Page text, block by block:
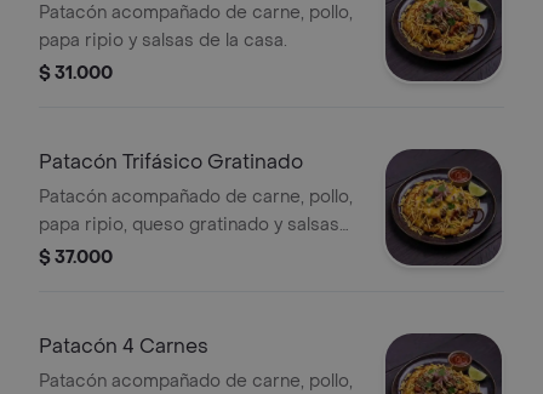
Patacón acompañado de carne, pollo,
papa ripio y salsas de la casa.
$ 31.000
Patacón Trifásico Gratinado
Patacón acompañado de carne, pollo,
papa ripio, queso gratinado y salsas
de la casa.
$ 37.000
Patacón 4 Carnes
Patacón acompañado de carne, pollo,